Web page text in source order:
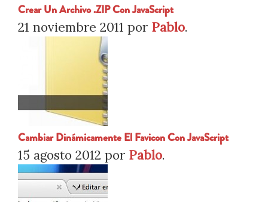
Crear Un Archivo .ZIP Con JavaScript
21 noviembre 2011 por Pablo.
Cambiar Dinámicamente El Favicon Con JavaScript
15 agosto 2012 por Pablo.